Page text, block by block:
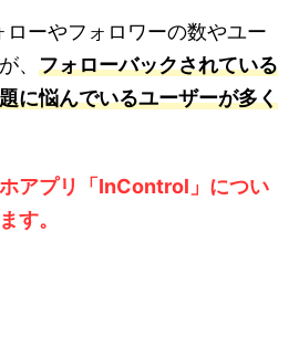
ーやフォロワーの数やユー
、 フォローバックされている
に悩んでいるユーザーが多く
アプリ「InControl」につい
す。